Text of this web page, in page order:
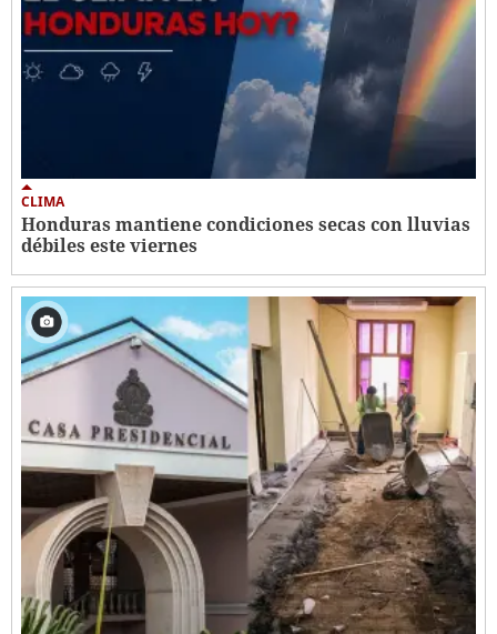
CLIMA
Honduras mantiene condiciones secas con lluvias
débiles este viernes